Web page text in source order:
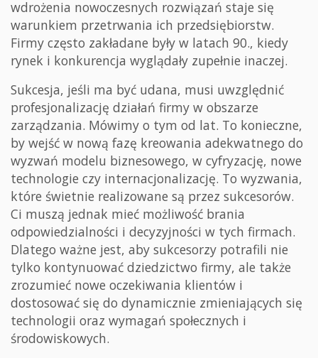
wdrożenia nowoczesnych rozwiązań staje się
warunkiem przetrwania ich przedsiębiorstw.
Firmy często zakładane były w latach 90., kiedy
rynek i konkurencja wyglądały zupełnie inaczej.
Sukcesja, jeśli ma być udana, musi uwzględnić
profesjonalizację działań firmy w obszarze
zarządzania. Mówimy o tym od lat. To konieczne,
by wejść w nową fazę kreowania adekwatnego do
wyzwań modelu biznesowego, w cyfryzację, nowe
technologie czy internacjonalizację. To wyzwania,
które świetnie realizowane są przez sukcesorów.
Ci muszą jednak mieć możliwość brania
odpowiedzialności i decyzyjności w tych firmach.
Dlatego ważne jest, aby sukcesorzy potrafili nie
tylko kontynuować dziedzictwo firmy, ale także
zrozumieć nowe oczekiwania klientów i
dostosować się do dynamicznie zmieniających się
technologii oraz wymagań społecznych i
środowiskowych.